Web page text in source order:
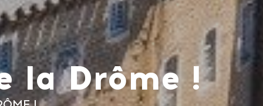
la Drôme !